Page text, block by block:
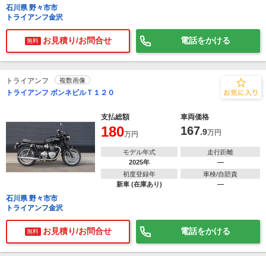
石川県 野々市市
トライアンフ金沢
無料 お見積り/お問合せ 電話をかける
トライアンフ 複数画像
トライアンフ ボンネビルＴ１２０
支払総額 車両価格
180万円 167.9万円
モデル年式
2025年
走行距離
―
初度登録年
新車 (在庫あり)
車検/自賠責
―
石川県 野々市市
トライアンフ金沢
無料 お見積り/お問合せ 電話をかける